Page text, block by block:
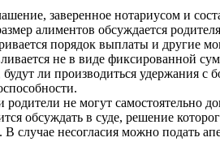
заверенное нотариусом и
алиментов обсуждается
порядок выплаты и другие
не в виде фиксированной
будут ли производиться удержания с
родители не могут самостоятельно
обсуждать в суде, решение
случае несогласия можно подать